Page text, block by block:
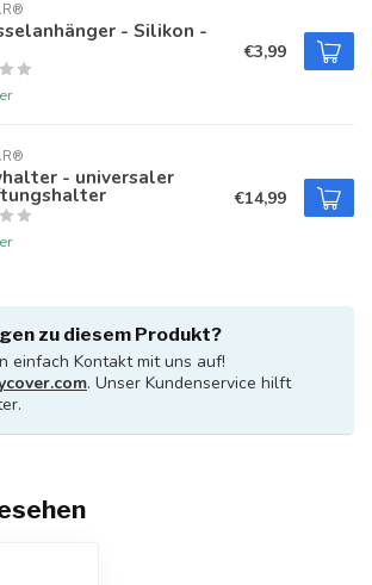
- Silikon -
€3,99
- universaler
€14,99
zu diesem Produkt?
einfach Kontakt mit uns auf!
. Unser Kundenservice hilft